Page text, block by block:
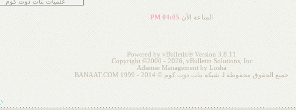
الساعة الآن 04:05 PM
Powered by vBulletin® Version 3.8.11
Copyright ©2000 - 2026, vBulletin Solutions, Inc.
Adsense Management by
Losha
جميع الحقوق محفوظة لـ شبكة بنات دوت كوم © 2014 - 1999 BANAAT.COM